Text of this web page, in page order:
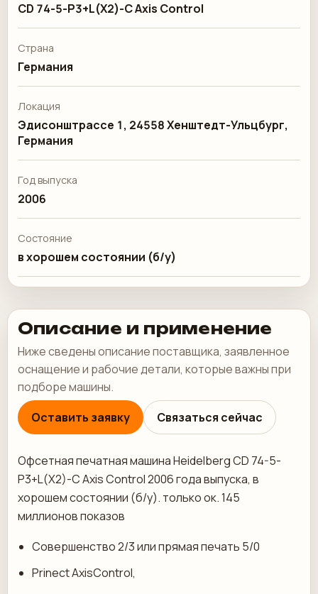
CD 74-5-P3+L(X2)-C Axis Control
Страна
Германия
Локация
Эдисонштрассе 1, 24558 Хенштедт-Ульцбург,
Германия
Год выпуска
2006
Состояние
в хорошем состоянии (б/у)
Описание и применение
Ниже сведены описание поставщика, заявленное
оснащение и рабочие детали, которые важны при
подборе машины.
Оставить заявку
Связаться сейчас
Офсетная печатная машина Heidelberg CD 74-5-
P3+L(X2)-C Axis Control 2006 года выпуска, в
хорошем состоянии (б/у). только ок. 145
миллионов показов
Совершенство 2/3 или прямая печать 5/0
Prinect AxisControl,